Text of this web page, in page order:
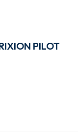
PILOT